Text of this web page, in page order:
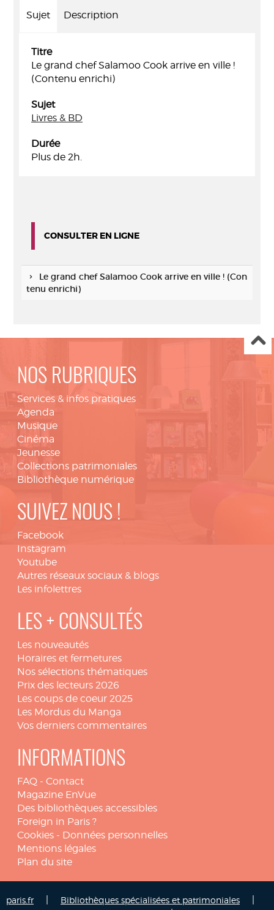
Sujet Description
Titre
Le grand chef Salamoo Cook arrive en ville !
(Contenu enrichi)
Sujet
Livres & BD
Durée
Plus de 2h.
CONSULTER EN LIGNE
Le grand chef Salamoo Cook arrive en ville ! (Con
tenu enrichi)
NOS RUBRIQUES
Services & infos pratiques
Agenda
Musique
Cinéma
Jeunesse
Collections patrimoniales
Bibliothèque numérique
SUIVEZ NOUS !
Facebook
Instagram
Youtube
Autres réseaux sociaux & blogs
Les infolettres
LES + CONSULTÉS
Les nouveautés
Horaires et fermetures
Nos sélections thématiques
Prix des lecteurs 2026
Les coups de coeur 2025
Les Mordus du Manga
Vos derniers commentaires
INFORMATIONS
FAQ - Contact
Magazine EnVue
Des bibliothèques accessibles
Foreign in Paris ?
Cookies - Données personnelles
Mentions légales
Plan du site
paris.fr Bibliothèques spécialisées et patrimoniales